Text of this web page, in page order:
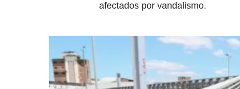
afectados por vandalismo.